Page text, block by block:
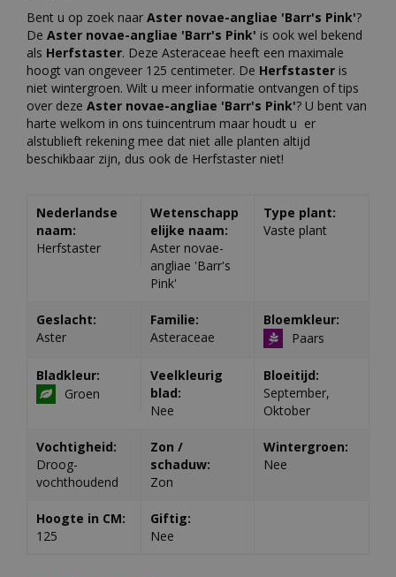
Bent u op zoek naar Aster novae-angliae 'Barr's Pink'?
De Aster novae-angliae 'Barr's Pink' is ook wel bekend
als Herfstaster. Deze Asteraceae heeft een maximale
hoogt van ongeveer 125 centimeter. De Herfstaster is
niet wintergroen. Wilt u meer informatie ontvangen of tips
over deze Aster novae-angliae 'Barr's Pink'? U bent van
harte welkom in ons tuincentrum maar houdt u er
alstublieft rekening mee dat niet alle planten altijd
beschikbaar zijn, dus ook de Herfstaster niet!
Nederlandse
naam:
Herfstaster
Wetenschapp
elijke naam:
Aster novae-
angliae 'Barr's
Pink'
Type plant:
Vaste plant
Geslacht:
Aster
Familie:
Asteraceae
Bloemkleur:
Paars
Bladkleur:
Groen
Veelkleurig
blad:
Nee
Bloeitijd:
September,
Oktober
Vochtigheid:
Droog-
vochthoudend
Zon /
schaduw:
Zon
Wintergroen:
Nee
Hoogte in CM:
125
Giftig:
Nee